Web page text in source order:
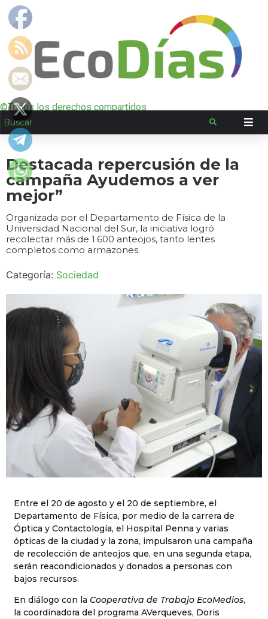
©Todos los derechos compartidos
Destacada repercusión de la
campaña Ayudemos a ver
mejor”
Organizada por el Departamento de Física de la
Universidad Nacional del Sur, la iniciativa logró
recolectar más de 1.600 anteojos, tanto lentes
completos como armazones.
Categoría: Sociedad
Entre el 20 de agosto y el 20 de septiembre, el
Departamento de Física, por medio de la carrera de
Óptica y Contactología, el Hospital Penna y varias
ópticas de la ciudad y la zona, impulsaron una campaña
de recolección de anteojos que, en una segunda etapa,
serán reacondicionados y donados a personas con
bajos recursos.
En diálogo con la Cooperativa de Trabajo EcoMedios,
la coordinadora del programa AVerqueves, Doris